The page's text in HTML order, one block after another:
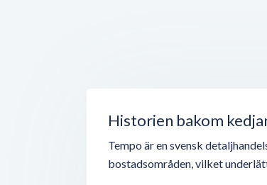
Historien bakom
Tempo är en svensk
bostadsområden, vilket